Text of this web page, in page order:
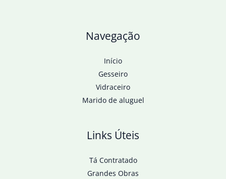
Navegação
Início
Gesseiro
Vidraceiro
Marido de aluguel
Links Úteis
Tá Contratado
Grandes Obras